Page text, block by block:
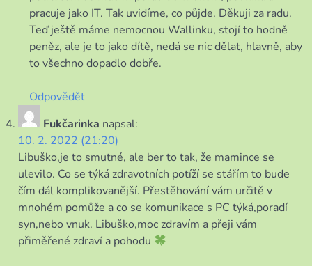
pracuje jako IT. Tak uvidíme, co půjde. Děkuji za radu.
Teď ještě máme nemocnou Wallinku, stojí to hodně
peněz, ale je to jako dítě, nedá se nic dělat, hlavně, aby
to všechno dopadlo dobře.
Odpovědět
Fukčarinka napsal:
10. 2. 2022 (21:20)
Libuško,je to smutné, ale ber to tak, že mamince se
ulevilo. Co se týká zdravotních potíží se stářím to bude
čím dál komplikovanější. Přestěhování vám určitě v
mnohém pomůže a co se komunikace s PC týká,poradí
syn,nebo vnuk. Libuško,moc zdravím a přeji vám
přiměřené zdraví a pohodu